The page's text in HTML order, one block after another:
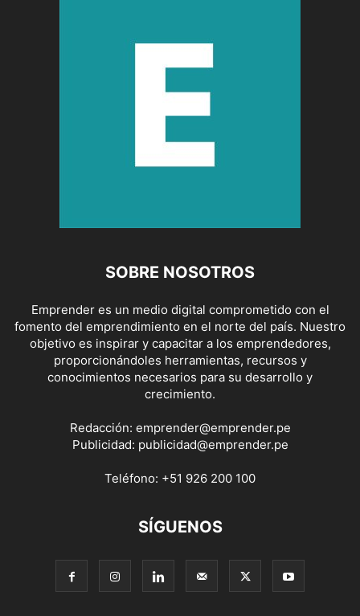
SOBRE NOSOTROS
Emprender es un medio digital comprometido con el
fomento del emprendimiento en el norte del país. Nuestro
objetivo es inspirar y capacitar a los emprendedores,
proporcionándoles herramientas, recursos y
conocimientos necesarios para su desarrollo y
crecimiento.
Redacción: emprender@emprender.pe
Publicidad: publicidad@emprender.pe
Teléfono: +51 926 200 100
SÍGUENOS